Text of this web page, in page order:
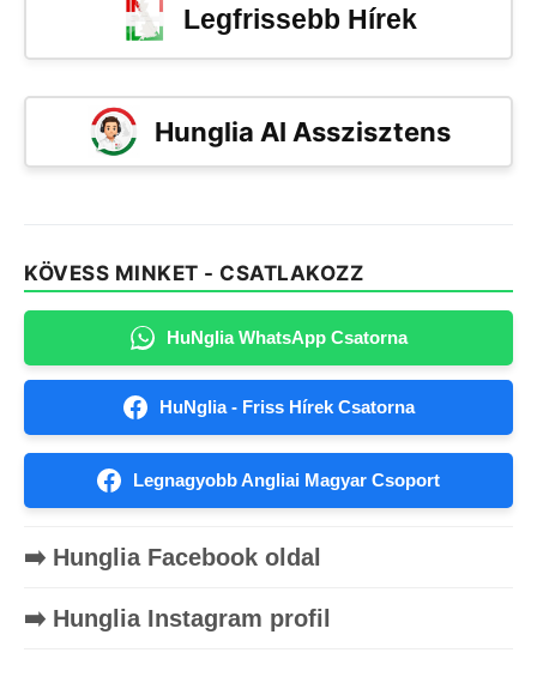
Legfrissebb Hírek
Hunglia AI Asszisztens
KÖVESS MINKET - CSATLAKOZZ
HuNglia WhatsApp Csatorna
HuNglia - Friss Hírek Csatorna
Legnagyobb Angliai Magyar Csoport
➡️ Hunglia Facebook oldal
➡️ Hunglia Instagram profil